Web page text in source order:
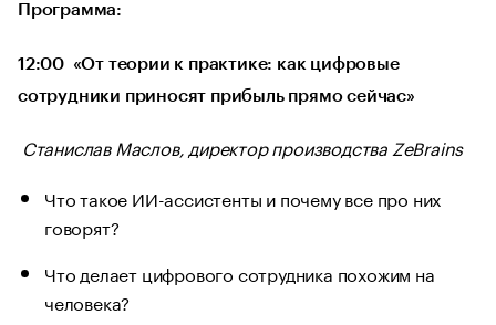
Программа:
12:00 «От теории к практике: как цифровые
сотрудники приносят прибыль прямо сейчас»
Станислав Маслов, директор производства ZeBrains
Что такое ИИ-ассистенты и почему все про них
говорят?
Что делает цифрового сотрудника похожим на
человека?